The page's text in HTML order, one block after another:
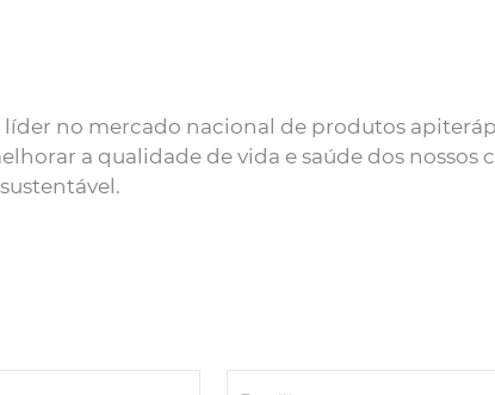
no mercado nacional de produtos
a qualidade de vida e saúde dos